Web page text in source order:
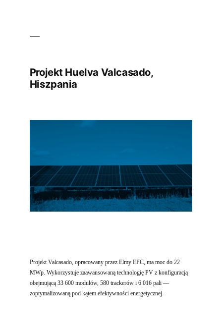
Projekt Huelva Valcasado,
Hiszpania
Projekt Valcasado, opracowany przez Elmy EPC, ma moc do 22
MWp. Wykorzystuje zaawansowaną technologię PV z konfiguracją
obejmującą 33 600 modułów, 580 trackerów i 6 016 pali —
zoptymalizowaną pod kątem efektywności energetycznej.